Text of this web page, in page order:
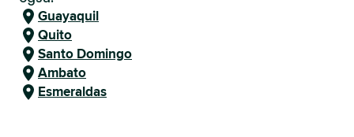
Guayaquil
Quito
Santo Domingo
Ambato
Esmeraldas